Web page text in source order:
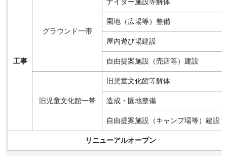
工事
グラウンド一帯
ナイター施設等解体
園地（広場等）整備
屋内遊び場建設
自由提案施設（売店等）建設
旧児童文化館一帯
旧児童文化館等解体
造成・園地整備
自由提案施設（キャンプ場等）建設
リニューアルオープン